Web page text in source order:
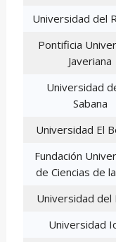
Universidad del
Pontificia
Javeriana
Universidad
Sabana
Universidad El
Fundación
de Ciencias de
Universidad del
Universidad